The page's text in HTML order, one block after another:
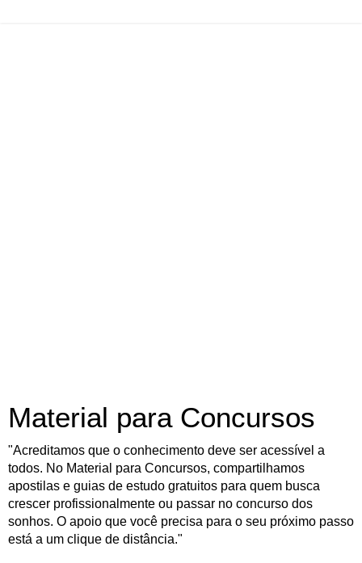
Material para Concursos
"Acreditamos que o conhecimento deve ser acessível a
todos. No Material para Concursos, compartilhamos
apostilas e guias de estudo gratuitos para quem busca
crescer profissionalmente ou passar no concurso dos
sonhos. O apoio que você precisa para o seu próximo passo
está a um clique de distância."